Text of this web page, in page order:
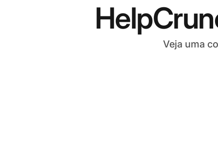
Veja uma